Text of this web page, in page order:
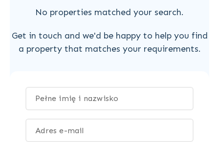
No properties matched your search.
Get in touch and we'd be happy to help you find
a property that matches your requirements.